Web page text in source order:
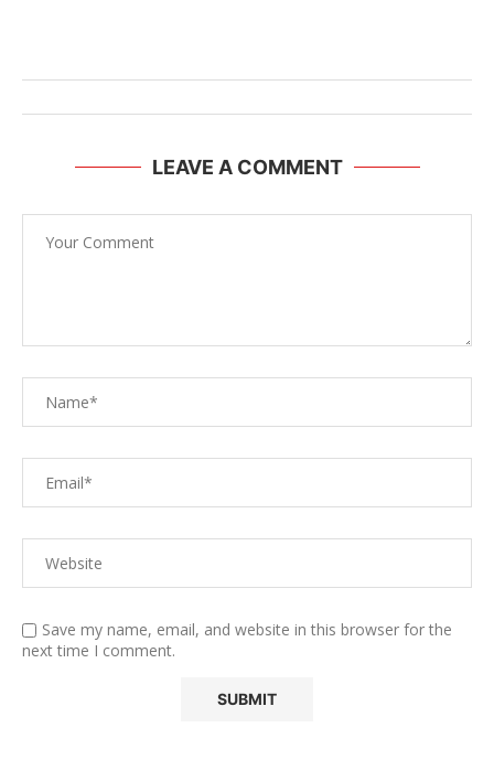
LEAVE A COMMENT
Save my name, email, and website in this browser for the
next time I comment.